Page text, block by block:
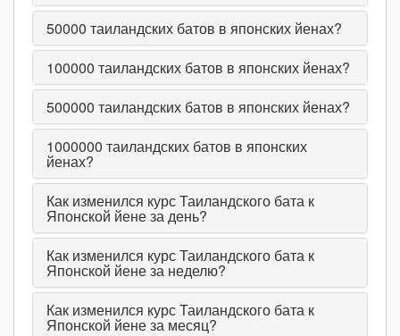
50000 таиландских батов в японских йенах?
100000 таиландских батов в японских йенах?
500000 таиландских батов в японских йенах?
1000000 таиландских батов в японских
йенах?
Как изменился курс Таиландского бата к
Японской йене за день?
Как изменился курс Таиландского бата к
Японской йене за неделю?
Как изменился курс Таиландского бата к
Японской йене за месяц?